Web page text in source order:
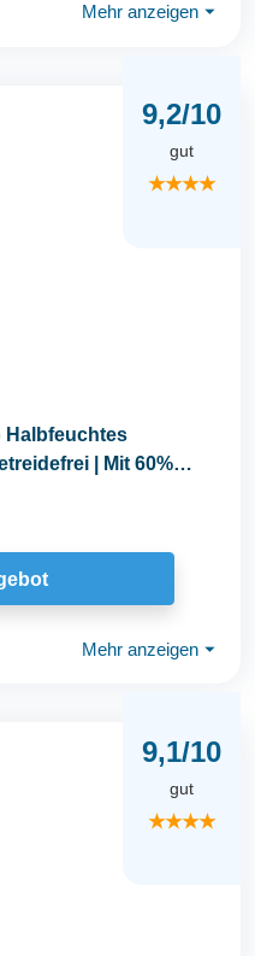
Mehr anzeigen ⏷
9,2/10
gut
★★★★
Halbfeuchtes
| Mit 60%
Mehr anzeigen ⏷
9,1/10
gut
★★★★